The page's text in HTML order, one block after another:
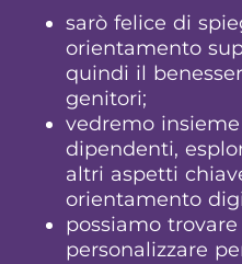
sarò felice di
orientamento
quindi il
genitori;
vedremo
dipendenti,
altri aspetti
orientamento
possiamo
personalizzare